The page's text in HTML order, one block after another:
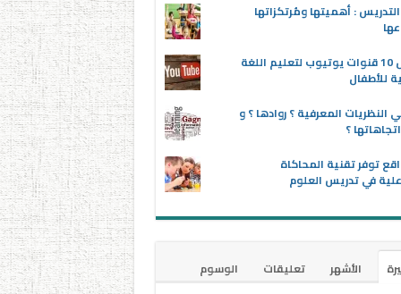
: أهميتها ومُرتكزاتها
أفضل 10 قنوات يوتيوب لتعليم اللغة
للأطفال
النظريات المعرفية ؟ روادها ؟ و
؟
توفر تقنية المحاكاة
في تدريس العلوم
الأشهر تعليقات
الوسوم